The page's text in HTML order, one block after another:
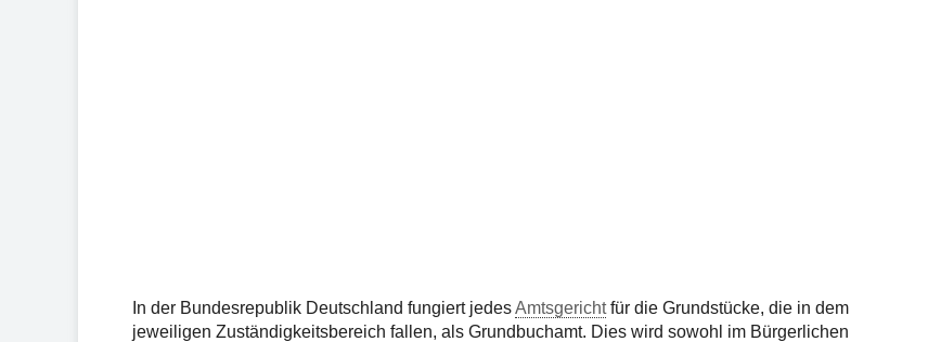
In der Bundesrepublik Deutschland fungiert jedesAmtsgerichtfür die Grundstücke, die in dem
jeweiligen Zuständigkeitsbereich fallen, als Grundbuchamt. Dies wird sowohl im Bürgerlichen